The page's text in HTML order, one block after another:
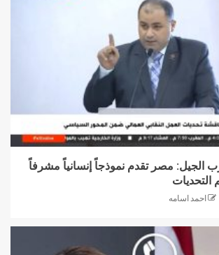
مصر تقدم نموذجاً إنسانياً مشرفاً
التحديات
احمد اسامه